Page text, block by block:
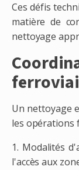
Ces défis
matière de
nettoyage
Un nettoyage
les opérations
1. Modalités
l'accès aux